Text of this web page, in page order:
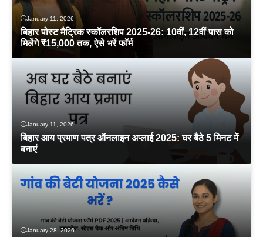
January 11, 2026
बिहार पोस्ट मैट्रिक स्कॉलरशिप 2025-26: 10वीं, 12वीं पास को
मिलेंगे ₹15,000 तक, ऐसे भरें फॉर्म
January 11, 2026
बिहार आय प्रमाण पत्र ऑनलाइन अप्लाई 2025: घर बैठे 5 मिनट में
बनाएं
January 28, 2026